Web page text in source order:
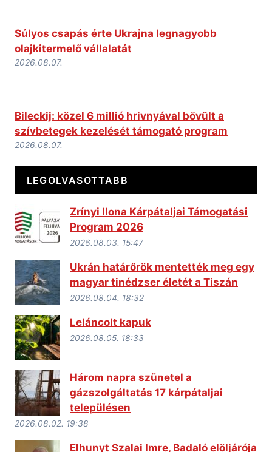
Súlyos csapás érte Ukrajna legnagyobb
olajkitermelő vállalatát
2026.08.07.
Bileckij: közel 6 millió hrivnyával bővült a
szívbetegek kezelését támogató program
2026.08.07.
LEGOLVASOTTABB
Zrínyi Ilona Kárpátaljai Támogatási
Program 2026
2026.08.03. 15:47
Ukrán határőrök mentették meg egy
magyar tinédzser életét a Tiszán
2026.08.04. 18:32
Leláncolt kapuk
2026.08.05. 18:33
Három napra szünetel a
gázszolgáltatás 17 kárpátaljai
településen
2026.08.02. 19:38
Elhunyt Szalai Imre, Badaló elöljárója